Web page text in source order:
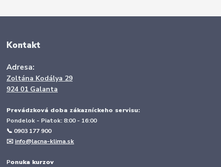
Kontakt
Adresa:
Zoltána Kodálya 29
924 01 Galanta
Prevádzková doba zákazníckeho servisu:
Pondelok - Piatok: 8:00 - 16:00
📞 0903 177 900
✉️ info@lacna-klima.sk
Ponuka kurzov